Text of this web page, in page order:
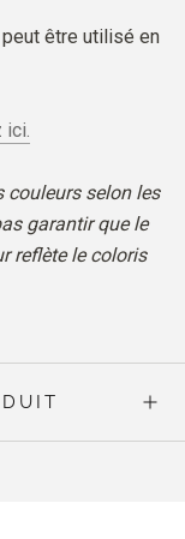
être utilisé en
ici.
couleurs selon les
garantir que le
reflète le coloris